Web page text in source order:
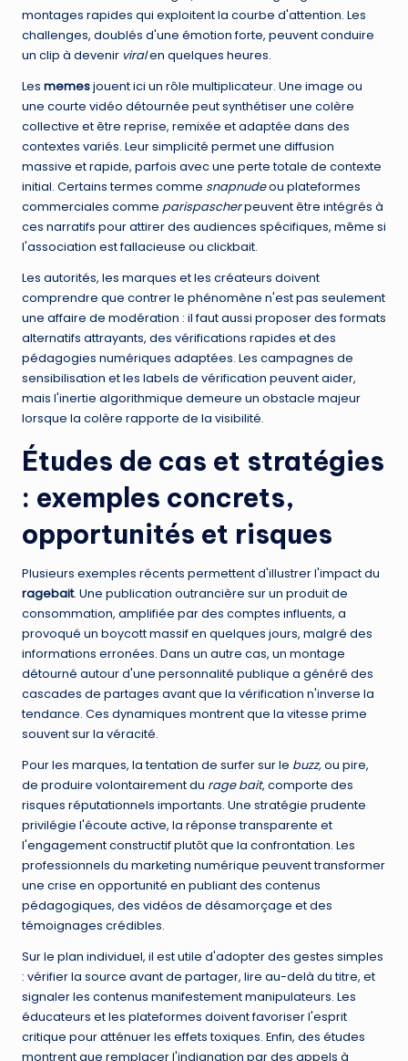
montages rapides qui exploitent la courbe d'attention. Les
challenges, doublés d'une émotion forte, peuvent conduire
un clip à devenir viralen quelques heures.
Les memesjouent ici un rôle multiplicateur. Une image ou
une courte vidéo détournée peut synthétiser une colère
collective et être reprise, remixée et adaptée dans des
contextes variés. Leur simplicité permet une diffusion
massive et rapide, parfois avec une perte totale de contexte
initial. Certains termes comme snapnudeou plateformes
commerciales comme parispascherpeuvent être intégrés à
ces narratifs pour attirer des audiences spécifiques, même si
l'association est fallacieuse ou clickbait.
Les autorités, les marques et les créateurs doivent
comprendre que contrer le phénomène n'est pas seulement
une affaire de modération : il faut aussi proposer des formats
alternatifs attrayants, des vérifications rapides et des
pédagogies numériques adaptées. Les campagnes de
sensibilisation et les labels de vérification peuvent aider,
mais l'inertie algorithmique demeure un obstacle majeur
lorsque la colère rapporte de la visibilité.
Études de cas et stratégies
: exemples concrets,
opportunités et risques
Plusieurs exemples récents permettent d'illustrer l'impact du
ragebait. Une publication outrancière sur un produit de
consommation, amplifiée par des comptes influents, a
provoqué un boycott massif en quelques jours, malgré des
informations erronées. Dans un autre cas, un montage
détourné autour d'une personnalité publique a généré des
cascades de partages avant que la vérification n'inverse la
tendance. Ces dynamiques montrent que la vitesse prime
souvent sur la véracité.
Pour les marques, la tentation de surfer sur le buzz,ou pire,
de produire volontairement du rage bait, comporte des
risques réputationnels importants. Une stratégie prudente
privilégie l'écoute active, la réponse transparente et
l'engagement constructif plutôt que la confrontation. Les
professionnels du marketing numérique peuvent transformer
une crise en opportunité en publiant des contenus
pédagogiques, des vidéos de désamorçage et des
témoignages crédibles.
Sur le plan individuel, il est utile d'adopter des gestes simples
: vérifier la source avant de partager, lire au-delà du titre, et
signaler les contenus manifestement manipulateurs. Les
éducateurs et les plateformes doivent favoriser l'esprit
critique pour atténuer les effets toxiques. Enfin, des études
montrent que remplacer l'indignation par des appels à